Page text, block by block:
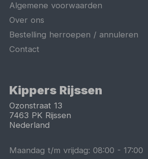
Algemene voorwaarden
Over ons
Bestelling herroepen / annuleren
Contact
Kippers Rijssen
Ozonstraat 13
7463 PK Rijssen
Nederland
Maandag t/m vrijdag:08:00 -17:00